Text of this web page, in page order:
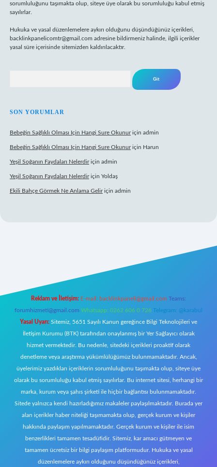
sorumluluğunu taşımakta olup, siteye üye olarak bu sorumluluğu kabul etmiş
sayılırlar.
Hukuka ve yasal düzenlemelere aykırı olduğunu düşündüğünüz içerikleri,
backlinkpanelicomtr@gmail.com adresine bildirmeniz halinde, ilgili içerikler
yasal süre içerisinde sitemizden kaldırılacaktır.
SON YORUMLAR
Bebeğin Sağlıklı Olması Için Hangi Sure Okunuriçin admin
Bebeğin Sağlıklı Olması Için Hangi Sure Okunuriçin Harun
Yeşil Soğanın Faydaları Nelerdiriçin admin
Yeşil Soğanın Faydaları Nelerdiriçin Yoldaş
Ekili Bahçe Görmek Ne Anlama Geliriçin admin
Reklam ve İletişim: E-mail: backlinkpaneli@gmail.com Teams:
forumhizmeti@gmail.com Whatsapp: 0262 606 0 726 Telegram: @karabul
Yasal Uyarı: Sitemiz, 5651 Sayılı Kanun gereğince Bilgi Teknolojileri ve
İletişim Kurumu (BTK) tarafından onaylanmış bir Yer Sağlayıcı olarak
hizmet vermektedir. Bu nedenle, sitedeki içerikleri proaktif olarak
denetleme veya araştırma yükümlülüğümüz bulunmamaktadır. Ancak,
üyelerimiz yazdıkları içeriklerin sorumluluğunu taşımakta olup, siteye üye
olarak bu sorumluluğu kabul etmiş sayılırlar. Bu internet sitesi, herhangi bir
marka, kurum veya şahıs şirketi ile hiçbir bağlantısı bulunmamaktadır.
Sitede yalnızca kendi hazırladığımız makaleler paylaşılmaktadır. Burada yer
alan içerikler haber niteliği taşımamakta olup, gerçek kurum ve kişiler
hakkında paylaşım yapılmamaktadır. Gerçek kurum ve kişiler ile isim
benzerlikleri tamamen tesadüfidir. Sitemiz, kar amacı gütmeyen ve
tamamen ücretsiz bir bilgi paylaşım platformudur. Hukuka ve yasal
düzenlemelere aykırı olduğunu düşündüğünüz içerikleri,